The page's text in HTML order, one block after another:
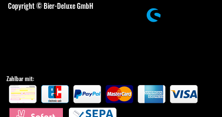
Copyright © Bier-Deluxe GmbH
Zahlbar mit: